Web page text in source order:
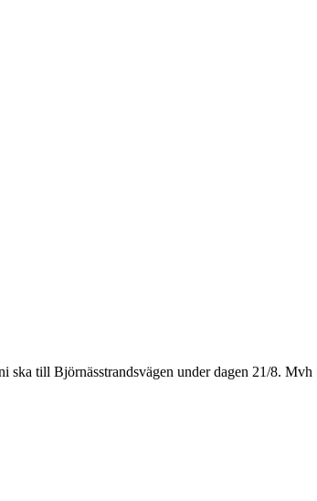
till Björnässtrandsvägen under dagen 21/8. Mvh